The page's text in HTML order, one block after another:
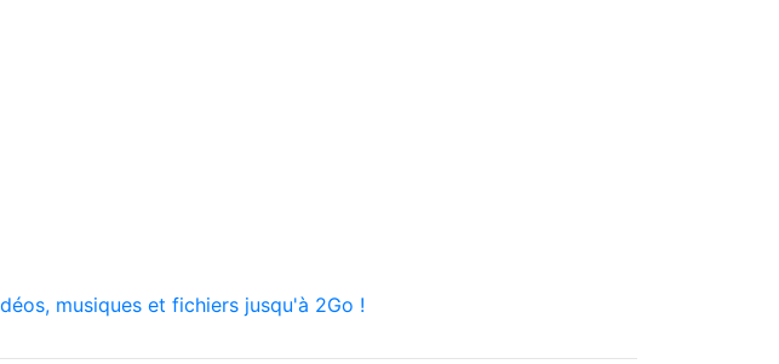
musiques et fichiers jusqu'à 2Go !